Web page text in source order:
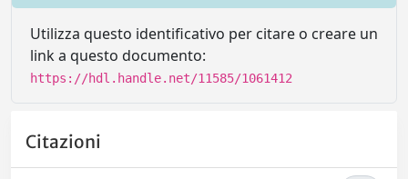
Utilizza questo identificativo per citare o creare un
link a questo documento:
https://hdl.handle.net/11585/1061412
Citazioni